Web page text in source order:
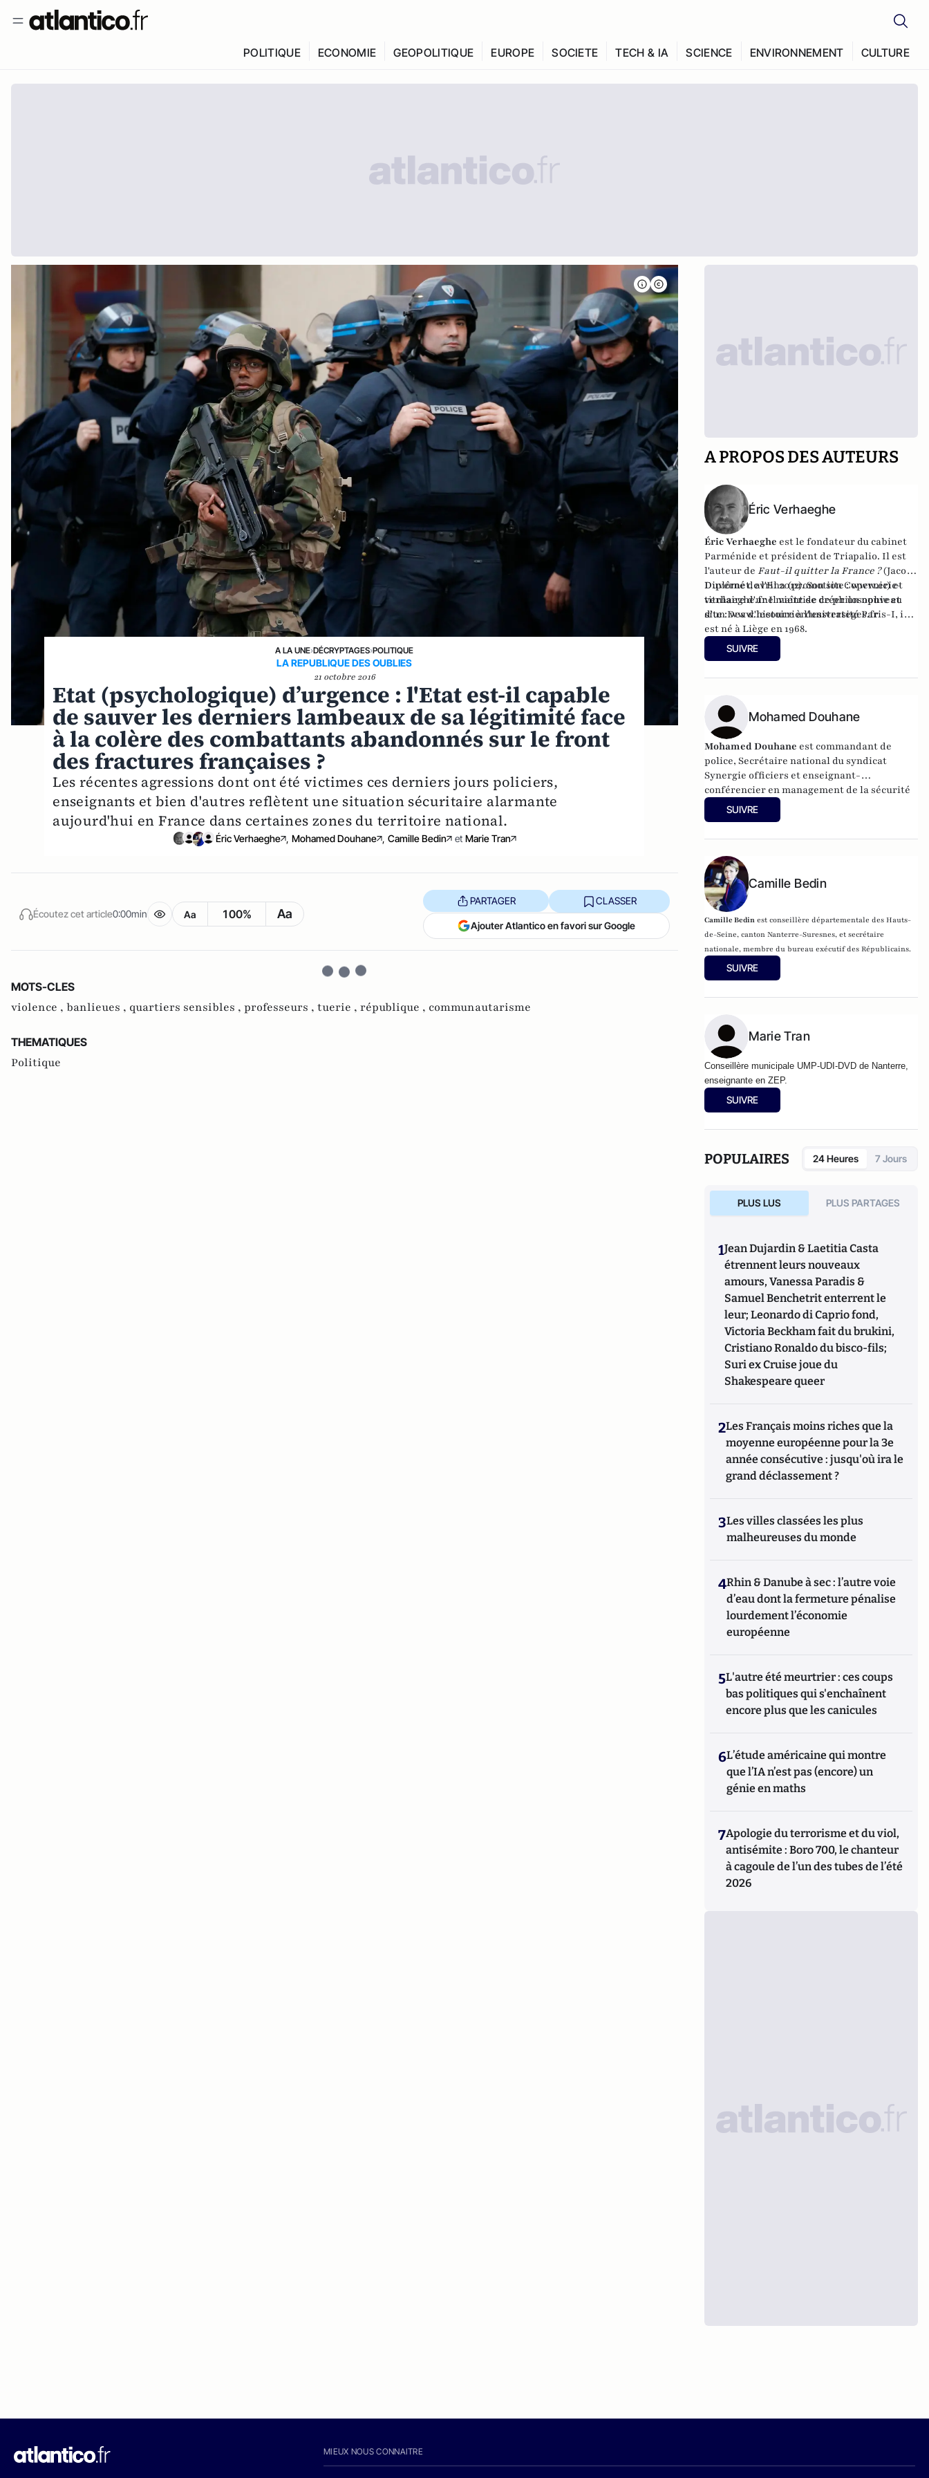
POLITIQUE ECONOMIE GEOPOLITIQUE EUROPE SOCIETE TECH & IA SCIENCE ENVIRONNEMENT CULTURE
A LA UNE›DÉCRYPTAGES›POLITIQUE
LA REPUBLIQUE DES OUBLIES
21 octobre 2016
Etat (psychologique) d’urgence : l'Etat est-il capable
de sauver les derniers lambeaux de sa légitimité face
à la colère des combattants abandonnés sur le front
des fractures françaises ?
Les récentes agressions dont ont été victimes ces derniers jours policiers,
enseignants et bien d'autres reflètent une situation sécuritaire alarmante
aujourd'hui en France dans certaines zones du territoire national.
Éric Verhaeghe , Mohamed Douhane , Camille Bedin et Marie Tran
Écoutez cet article0:00min Aa 100% Aa
PARTAGER CLASSER
Ajouter Atlantico en favori sur Google
MOTS-CLES
violence , banlieues , quartiers sensibles , professeurs , tuerie , république , communautarisme
THEMATIQUES
Politique
A PROPOS DES AUTEURS
Éric Verhaeghe
Éric Verhaeghe est le fondateur du cabinet
Parménide et président deTriapalio. Il est
l'auteur de Faut-il quitter la France ?(Jacob-
Duvernet, avril 2012). Son site :www.eric-
verhaeghe.frIl vient de créer un nouveau
site :www.lecourrierdesstrateges.fr
Diplômé de l'Ena (promotion Copernic) et
titulaire d'une maîtrise de philosophie et
d'un Dea d'histoire à l'université Paris-I, il
est né à Liège en 1968.
SUIVRE
Mohamed Douhane
Mohamed Douhane est commandant de
police, Secrétaire national du syndicat
Synergie officiers et enseignant-
conférencier en management de la sécurité
et de la gestion de crise.
SUIVRE
Camille Bedin
Camille Bedin est conseillère départementale des Hauts-
de-Seine, canton Nanterre-Suresnes, et secrétaire
nationale, membre du bureau exécutif des Républicains.
SUIVRE
Marie Tran
Conseillère municipale UMP-UDI-DVD de Nanterre,
enseignante en ZEP.
SUIVRE
POPULAIRES 24 Heures 7 Jours
PLUS LUS PLUS PARTAGES
1Jean Dujardin & Laetitia Casta
étrennent leurs nouveaux
amours, Vanessa Paradis &
Samuel Benchetrit enterrent le
leur; Leonardo di Caprio fond,
Victoria Beckham fait du brukini,
Cristiano Ronaldo du bisco-fils;
Suri ex Cruise joue du
Shakespeare queer
2Les Français moins riches que la
moyenne européenne pour la 3e
année consécutive : jusqu'où ira le
grand déclassement ?
3Les villes classées les plus
malheureuses du monde
4Rhin & Danube à sec : l’autre voie
d’eau dont la fermeture pénalise
lourdement l’économie
européenne
5L'autre été meurtrier : ces coups
bas politiques qui s'enchaînent
encore plus que les canicules
6L’étude américaine qui montre
que l’IA n’est pas (encore) un
génie en maths
7Apologie du terrorisme et du viol,
antisémite : Boro 700, le chanteur
à cagoule de l’un des tubes de l’été
2026
MIEUX NOUS CONNAITRE